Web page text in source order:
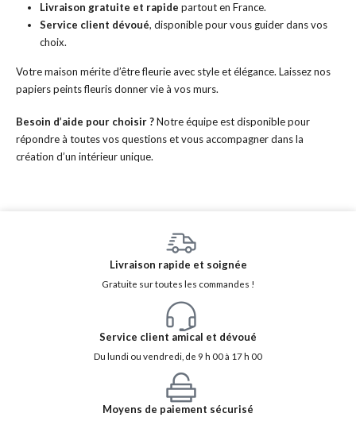
Livraison gratuite et rapide partout en France.
Service client dévoué, disponible pour vous guider dans vos
choix.
Votre maison mérite d’être fleurie avec style et élégance. Laissez nos
papiers peints fleuris donner vie à vos murs.
Besoin d’aide pour choisir ?Notre équipe est disponible pour
répondre à toutes vos questions et vous accompagner dans la
création d’un intérieur unique.
Livraison rapide et soignée
Gratuite sur toutes les commandes !
Service client amical et dévoué
Du lundi ou vendredi, de 9 h 00 à 17 h 00
Moyens de paiement sécurisé